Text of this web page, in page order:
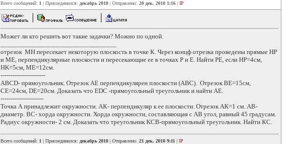
Всего сообщений: 1 | Присоединился: декабрь 2010 | Отправлено: 20 дек. 2010 1:16 | IP
Может ли кто решить вот такие задачки? Можно по одной.
отрезок MH пересекает некоторую плоскость в точке К. Через концф отрезка проведены прямые HP
и ME, перпендикулярные плоскости и пересекающие ее в точках Р и Е. Найти РЕ, если НР=4см,
HK=5см, ME=12см.
-----------------------
ABCD- прямоугольник. Отрезок АЕ перпендикулярен плоскости (АВС). Отрезок BE=15см,
СЕ=24см, DE=20см. Доказать что EDC -прямоугольный треугольник и найти AE.
----------------------
Точка А принадлежит окружности. АК- перпендикуляр к ее плоскости. Отрезок АК=1 см. АВ-
диаметр. ВС- хорда окружности. Хорда окружности, составляющая с АВ угол, равный 45 градусам.
Радиус окружности- 2 см. Доказать что треугольник KCB-прямоугольный треугольник. Найти КС.
Всего сообщений: 1 | Присоединился: декабрь 2010 | Отправлено: 21 дек. 2010 9:11 | IP